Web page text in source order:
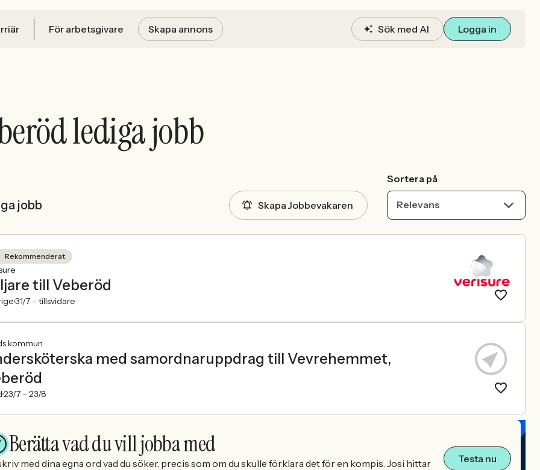
För arbetsgivare Skapa annons Sök med AI Logga in
lediga jobb
jobb Skapa Jobbevakaren
Sortera på
Relevans
Rekommenderat
till Veberöd
31/7 – tillsvidare
kommun
med samordnaruppdrag till Vevrehemmet,
23/7 – 23/8
Berätta vad du vill jobba med
med dina egna ord vad du söker, precis som om du skulle förklara det för en kompis. Josi hittar
Testa nu